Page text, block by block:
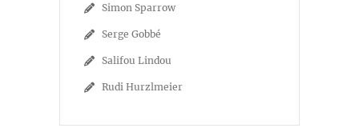
Simon Sparrow
Serge Gobbé
Salifou Lindou
Rudi Hurzlmeier